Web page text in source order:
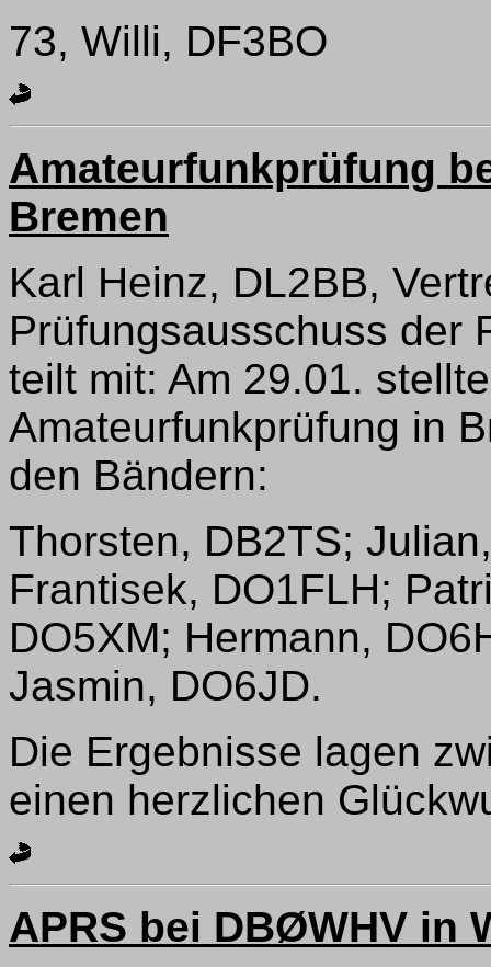
73, Willi, DF3BO
Amateurfunkprüfung
Bremen
Karl Heinz, DL2BB,
Prüfungsausschuss der
teilt mit: Am 29.01.
Amateurfunkprüfung in
den Bändern:
Thorsten, DB2TS;
Frantisek, DO1FLH;
DO5XM; Hermann,
Jasmin, DO6JD.
Die Ergebnisse lagen
einen herzlichen
APRS bei DBØWHV in